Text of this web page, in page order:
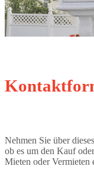
Nehmen Sie über
ob es um den Kauf
Mieten oder Vermieten